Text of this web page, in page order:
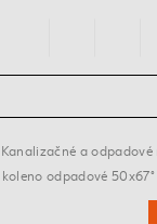
Kanalizačné a odpadové
koleno odpadové 50x67°